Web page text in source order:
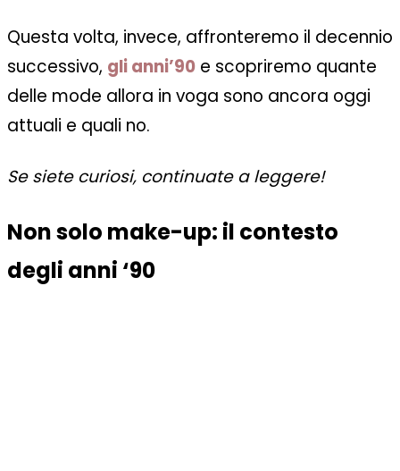
Questa volta, invece, affronteremo il decennio
successivo, gli anni’90 e scopriremo quante
delle mode allora in voga sono ancora oggi
attuali e quali no.
Se siete curiosi, continuate a leggere!
Non solo make-up: il contesto
degli anni ‘90